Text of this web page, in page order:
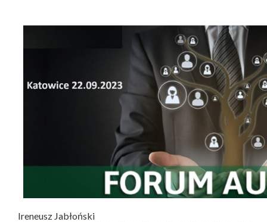
Ireneusz Jabłoński